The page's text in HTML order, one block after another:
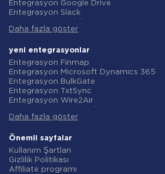
Entegrasyon Google Drive
Entegrasyon Slack
Entegrasyon Gmail
Entegrasyon ClickUp
Entegrasyon Airtable
Entegrasyon Google Contacts
Entegrasyon OpenAI (ChatGPT)
Entegrasyon Instagram
Entegrasyon ActiveCampaign
Entegrasyon Typeform
Entegrasyon Salesforce CRM
Entegrasyon Notion
Entegrasyon AWeber
Entegrasyon Asana
Daha fazla göster
yeni entegrasyonlar
Entegrasyon Finmap
Entegrasyon Microsoft Dynamics 365
Entegrasyon BulkGate
Entegrasyon TxtSync
Entegrasyon Wire2Air
Entegrasyon Infobip
Entegrasyon AtomPark
Entegrasyon TXTImpact
Entegrasyon Campaign Monitor
Entegrasyon CM.com
Daha fazla göster
Önemli sayfalar
Kullanım Şartları
Gizlilik Politikası
Affiliate programı